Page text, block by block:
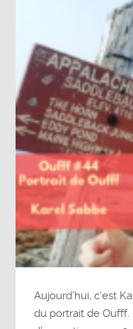
Aujourd’hui, c’est
du portrait de Oufff.